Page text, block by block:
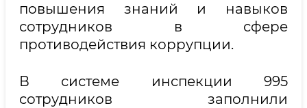
повышения знаний и навыков
сотрудников в сфере
противодействия коррупции.
В системе инспекции 995
сотрудников заполнили